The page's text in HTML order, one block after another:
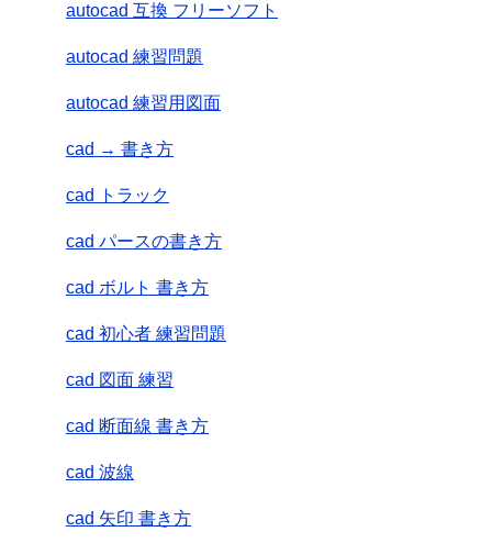
autocad 互換 フリーソフト
autocad 練習問題
autocad 練習用図面
cad → 書き方
cad トラック
cad パースの書き方
cad ボルト 書き方
cad 初心者 練習問題
cad 図面 練習
cad 断面線 書き方
cad 波線
cad 矢印 書き方